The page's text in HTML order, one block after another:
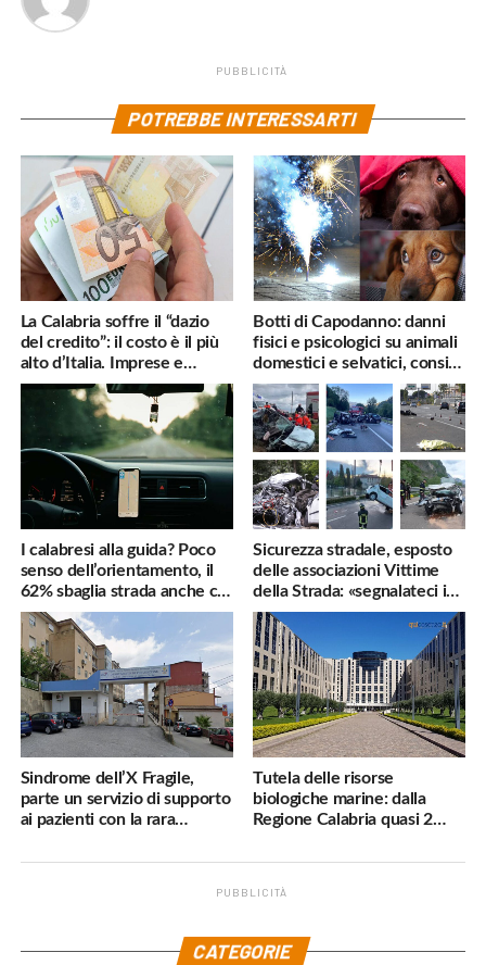
PUBBLICITÀ
POTREBBE INTERESSARTI
La Calabria soffre il “dazio
del credito”: il costo è il più
alto d’Italia. Imprese e
famiglie penalizzate
Botti di Capodanno: danni
fisici e psicologici su animali
domestici e selvatici, consigli
utili
I calabresi alla guida? Poco
senso dell’orientamento, il
62% sbaglia strada anche col
navigatore
Sicurezza stradale, esposto
delle associazioni Vittime
della Strada: «segnalateci i
pericoli, interverremo
subito»
Sindrome dell’X Fragile,
parte un servizio di supporto
ai pazienti con la rara
Tutela delle risorse
biologiche marine: dalla
Regione Calabria quasi 2
PUBBLICITÀ
CATEGORIE